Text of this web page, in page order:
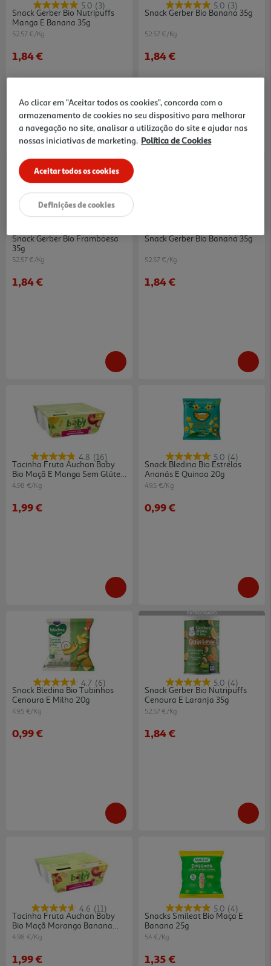
5.0 (3)
Snack Gerber Bio Nutripuffs
Manga E Banana 35g
52.57 €/Kg
1,84 €
5.0 (3)
Snack Gerber Bio Banana 35g
52.57 €/Kg
1,84 €
Snack Gerber Bio Framboesa
35g
52.57 €/Kg
1,84 €
Snack Gerber Bio Banana 35g
52.57 €/Kg
1,84 €
4.8 (16)
Tacinha Fruta Auchan Baby
Bio Maçã E Manga Sem Glúten
4x100g
4.98 €/Kg
1,99 €
5.0 (4)
Snack Bledina Bio Estrelas
Ananás E Quinoa 20g
49.5 €/Kg
0,99 €
4.7 (6)
Snack Bledina Bio Tubinhos
Cenoura E Milho 20g
49.5 €/Kg
0,99 €
PATROCINADO
5.0 (4)
Snack Gerber Bio Nutripuffs
Cenoura E Laranja 35g
52.57 €/Kg
1,84 €
4.6 (11)
Tacinha Fruta Auchan Baby
Bio Maçã Morango Banana
Sem Glúten 4x100g
4.98 €/Kg
1,99 €
5.0 (4)
Snacks Smileat Bio Maça E
Banana 25g
54 €/Kg
1,35 €
Ao clicar em "Aceitar todos os cookies", concorda com o
armazenamento de cookies no seu dispositivo para melhorar
a navegação no site, analisar a utilização do site e ajudar nas
nossas iniciativas de marketing. Política de Cookies
Aceitar todos os cookies
Definições de cookies